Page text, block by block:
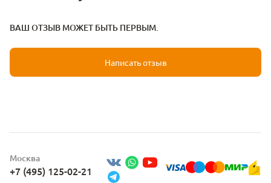
ВАШ ОТЗЫВ МОЖЕТ БЫТЬ ПЕРВЫМ.
Написать отзыв
Москва
+7 (495) 125-02-21